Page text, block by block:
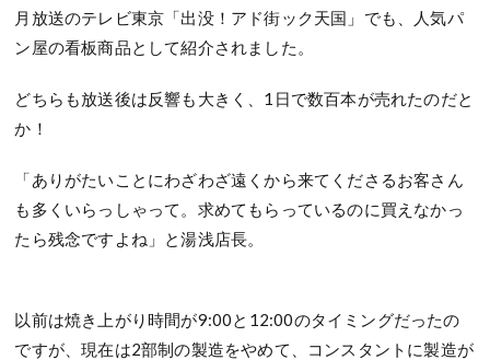
月放送のテレビ東京「出没！アド街ック天国」でも、人気パ
ン屋の看板商品として紹介されました。
どちらも放送後は反響も大きく、1日で数百本が売れたのだと
か！
「ありがたいことにわざわざ遠くから来てくださるお客さん
も多くいらっしゃって。求めてもらっているのに買えなかっ
たら残念ですよね」と湯浅店長。
以前は焼き上がり時間が9:00と12:00のタイミングだったの
ですが、現在は2部制の製造をやめて、コンスタントに製造が